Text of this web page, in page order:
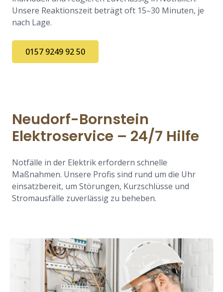
Unsere Reaktionszeit beträgt oft 15–30 Minuten, je
nach Lage.
0157 9249 92 50
Neudorf-Bornstein
Elektroservice – 24/7 Hilfe
Notfälle in der Elektrik erfordern schnelle
Maßnahmen. Unsere Profis sind rund um die Uhr
einsatzbereit, um Störungen, Kurzschlüsse und
Stromausfälle zuverlässig zu beheben.